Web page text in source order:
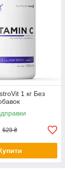
1 кг Без
629 ₴